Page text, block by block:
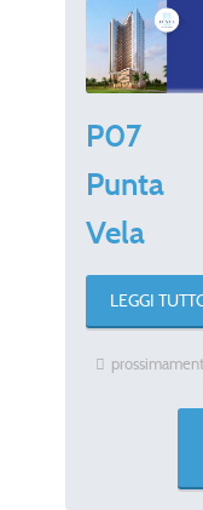
P07
Punta
Vela
LEGGI